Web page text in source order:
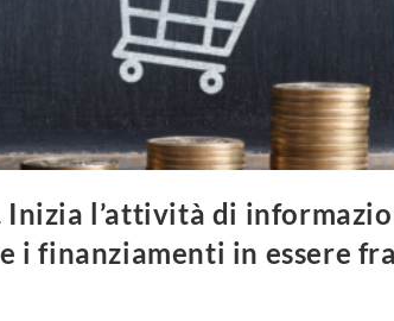
l’attività di
i finanziamenti in essere